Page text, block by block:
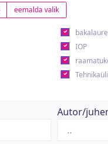
eemalda valik
IOP
Autor/